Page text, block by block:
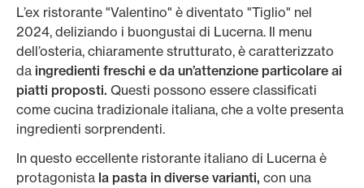
L’ex ristorante "Valentino" è diventato "Tiglio" nel
2024, deliziando i buongustai di Lucerna. Il menu
dell’osteria, chiaramente strutturato, è caratterizzato
da ingredienti freschi e da un’attenzione particolare ai
piatti proposti. Questi possono essere classificati
come cucina tradizionale italiana, che a volte presenta
ingredienti sorprendenti.
In questo eccellente ristorante italiano di Lucerna è
protagonista la pasta in diverse varianti, con una